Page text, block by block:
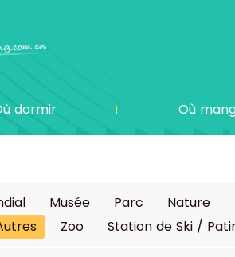
dormir Où
Musée Parc Nature
Zoo Station de Ski /